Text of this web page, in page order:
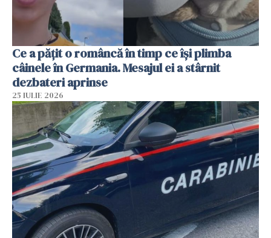
Ce a pățit o româncă în timp ce își plimba
câinele în Germania. Mesajul ei a stârnit
dezbateri aprinse
25 IULIE 2026